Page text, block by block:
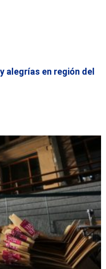
alegrías en región del